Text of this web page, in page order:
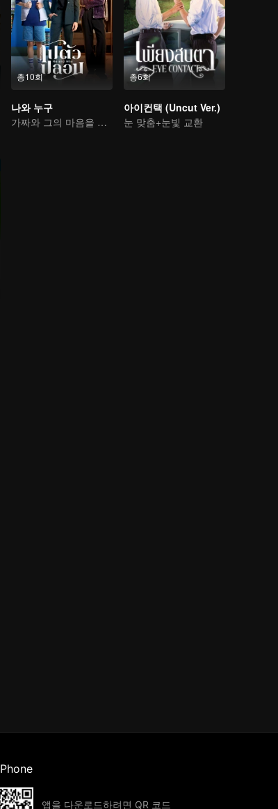
총10회
나와 누구
가짜와 그의 마음을 읽을 수 있는 약혼자
총6회
아이컨택 (Uncut Ver.)
눈 맞춤+눈빛 교환
Phone
앱을 다운로드하려면 QR 코드